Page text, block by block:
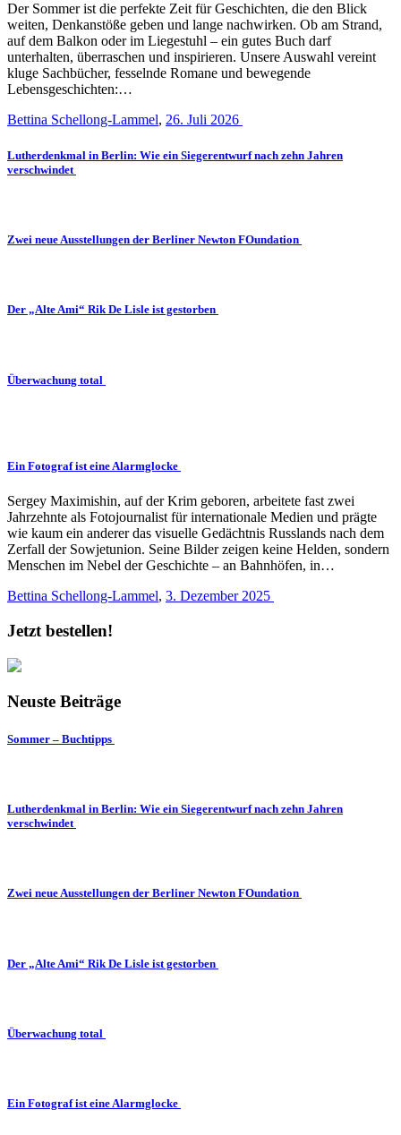
Der Sommer ist die perfekte Zeit für Geschichten, die den Blick
weiten, Denkanstöße geben und lange nachwirken. Ob am Strand,
auf dem Balkon oder im Liegestuhl – ein gutes Buch darf
unterhalten, überraschen und inspirieren. Unsere Auswahl vereint
kluge Sachbücher, fesselnde Romane und bewegende
Lebensgeschichten:…
Bettina Schellong-Lammel, 26. Juli 2026
Lutherdenkmal in Berlin: Wie ein Siegerentwurf nach zehn Jahren
verschwindet
Zwei neue Ausstellungen der Berliner Newton FOundation
Der „Alte Ami“ Rik De Lisle ist gestorben
Überwachung total
Ein Fotograf ist eine Alarmglocke
Sergey Maximishin, auf der Krim geboren, arbeitete fast zwei
Jahrzehnte als Fotojournalist für internationale Medien und prägte
wie kaum ein anderer das visuelle Gedächtnis Russlands nach dem
Zerfall der Sowjetunion. Seine Bilder zeigen keine Helden, sondern
Menschen im Nebel der Geschichte – an Bahnhöfen, in…
Bettina Schellong-Lammel, 3. Dezember 2025
Jetzt bestellen!
Neuste Beiträge
Sommer – Buchtipps
Lutherdenkmal in Berlin: Wie ein Siegerentwurf nach zehn Jahren
verschwindet
Zwei neue Ausstellungen der Berliner Newton FOundation
Der „Alte Ami“ Rik De Lisle ist gestorben
Überwachung total
Ein Fotograf ist eine Alarmglocke